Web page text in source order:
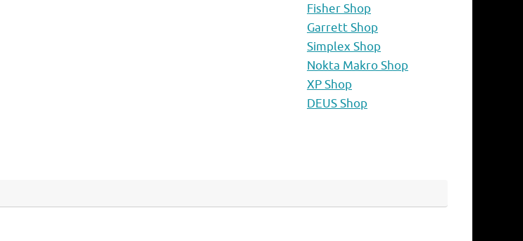
Fisher Shop
Garrett Shop
Simplex Shop
Nokta Makro Shop
XP Shop
DEUS Shop